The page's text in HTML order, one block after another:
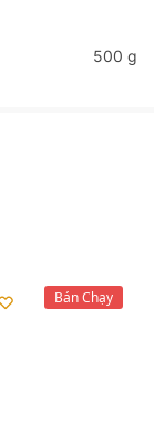
500 g
Bán Chạy